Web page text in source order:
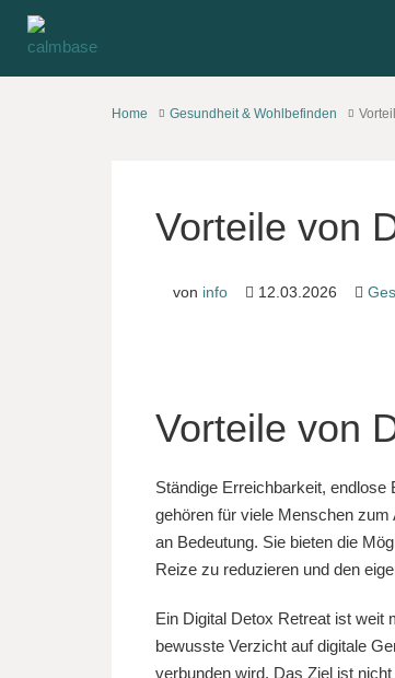
Home Gesundheit & Wohlbefinden
Vorteile von
von info 12.03.2026
Vorteile von
Ständige Erreichbarkeit,
gehören für viele Menschen
an Bedeutung. Sie bieten die
Reize zu reduzieren und den
Ein Digital Detox Retreat ist weit
bewusste Verzicht auf digitale
verbunden wird. Das Ziel ist